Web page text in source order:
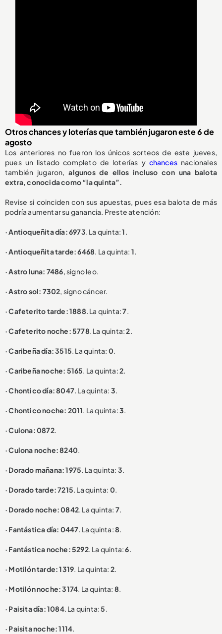
Otros chances y loterías que también jugaron este 6 de
agosto
Los anteriores no fueron los únicos sorteos de este jueves,
pues un listado completo de loterías y chances nacionales
también jugaron,algunos de ellos incluso con una balota
extra, conocida como “la quinta”.
Revise si coinciden con sus apuestas, pues esa balota de más
podría aumentar su ganancia. Preste atención:
· Antioqueñita día: 6973. La quinta:1.
· Antioqueñita tarde: 6468. La quinta: 1.
· Astro luna: 7486, signo leo.
· Astro sol: 7302, signo cáncer.
· Cafeterito tarde: 1888. La quinta:7.
· Cafeterito noche: 5778. La quinta:2.
· Caribeña día: 3515. La quinta: 0.
· Caribeña noche: 5165. La quinta:2.
· Chontico día: 8047. La quinta: 3.
· Chontico noche: 2011. La quinta:3.
· Culona: 0872.
· Culona noche: 8240.
· Dorado mañana: 1975. La quinta: 3.
· Dorado tarde: 7215. La quinta: 0.
· Dorado noche: 0842. La quinta: 7.
· Fantástica día: 0447. La quinta:8.
· Fantástica noche: 5292. La quinta:6.
· Motilón tarde: 1319. La quinta: 2.
· Motilón noche: 3174. La quinta: 8.
· Paisita día: 1084. La quinta:5.
· Paisita noche: 1114.